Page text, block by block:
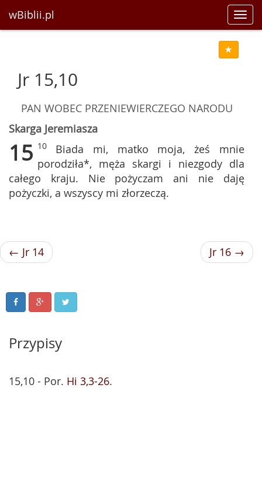
wBiblii.pl
Jr 15,10
PAN WOBEC PRZENIEWIERCZEGO NARODU
Skarga Jeremiasza
15 10 Biada mi, matko moja, żeś mnie
porodziła*, męża skargi i niezgody dla
całego kraju. Nie pożyczam ani nie daję
pożyczki, a wszyscy mi złorzeczą.
← Jr 14 Jr 16 →
Przypisy
15,10 - Por. Hi 3,3-26.